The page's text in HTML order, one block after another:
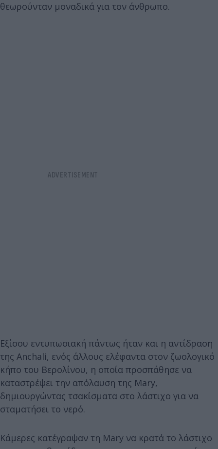
θεωρούνταν μοναδικά για τον άνθρωπο.
Εξίσου εντυπωσιακή πάντως ήταν και η αντίδραση
της Anchali, ενός άλλους ελέφαντα στον ζωολογικό
κήπο του Βερολίνου, η οποία προσπάθησε να
καταστρέψει την απόλαυση της Mary,
δημιουργώντας τσακίσματα στο λάστιχο για να
σταματήσει το νερό.
Κάμερες κατέγραψαν τη Mary να κρατά το λάστιχο